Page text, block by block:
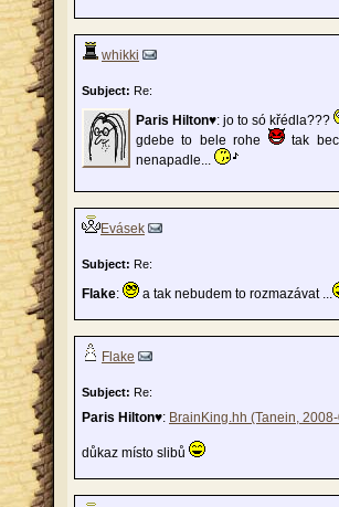
whikki
Subject: Re:
Paris Hilton♥: jo to só křédla???
gdebe to bele rohe
tak
nenapadle...
Evásek
Subject: Re:
Flake: a tak nebudem to rozmazávat ...
Flake
Subject: Re:
Paris Hilton♥: BrainKing.hh (Tanein,
důkaz místo slibů